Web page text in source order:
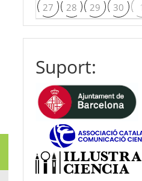
27
28 29 30 1
Suport: